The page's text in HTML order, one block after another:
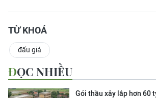
TỪ KHOÁ
đấu giá
ĐỌC NHIỀU
Gói thầu xây lắp hơn 60